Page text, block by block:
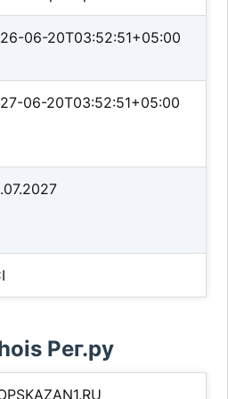
06-20T03:52:51+05:00
06-20T03:52:51+05:00
Рег.ру